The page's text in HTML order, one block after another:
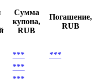
купона,
RUB
Погашение,